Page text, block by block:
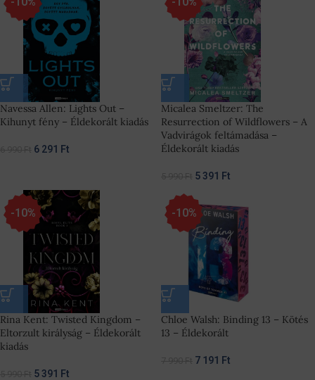
Navessa Allen: Lights Out –
Kihunyt fény – Éldekorált kiadás
6 291 Ft
Micalea Smeltzer: The
Resurrection of Wildflowers – A
Vadvirágok feltámadása –
Éldekorált kiadás
5 391 Ft
-10%
Rina Kent: Twisted Kingdom –
Eltorzult királyság – Éldekorált
kiadás
5 391 Ft
-10%
Chloe Walsh: Binding 13 – Kötés
13 – Éldekorált
7 191 Ft